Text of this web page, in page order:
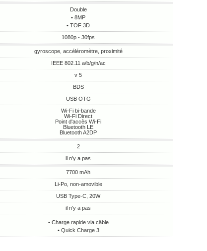
Double
• 8MP
• TOF 3D
1080p - 30fps
gyroscope, accéléromètre, proximité
IEEE 802.11 a/b/g/n/ac
v 5
BDS
USB OTG
Wi-Fi bi-bande
Wi-Fi Direct
Point d'accès Wi-Fi
Bluetooth LE
Bluetooth A2DP
2
il n'y a pas
7700 mAh
Li-Po, non-amovible
USB Type-C, 20W
il n'y a pas
• Charge rapide via câble
• Quick Charge 3